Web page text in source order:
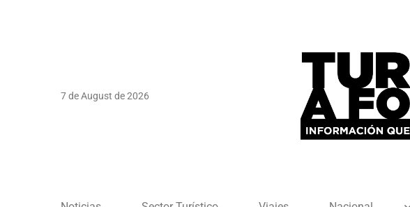
7 de August de 2026